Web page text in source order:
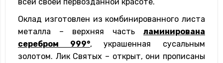
Оклад изготовлен из комбинированного листа
металла – верхняя часть ламинирована
серебром 999°, украшенная сусальным
золотом. Лик Святых – открыт, они прописаны